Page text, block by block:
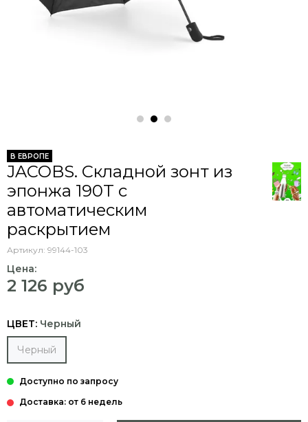
В ЕВРОПЕ
JACOBS. Складной зонт из
эпонжа 190T с
автоматическим
раскрытием
Артикул: 99144-103
Цена:
2 126 руб
ЦВЕТ: Черный
Черный
Доставка: от 6 недель